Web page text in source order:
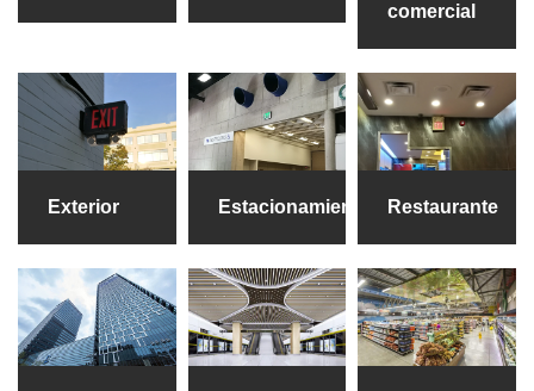
comercial
Exterior Estacionamiento Restaurante